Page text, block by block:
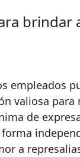
empleados
valiosa
de
a